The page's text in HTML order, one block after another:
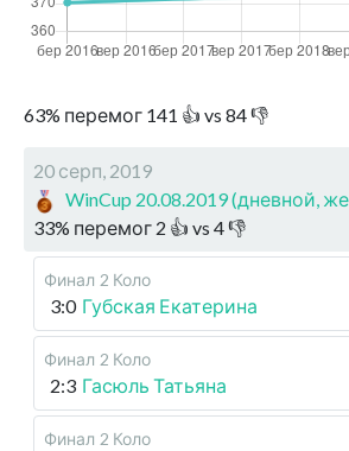
63% перемог 141 👍 vs 84👎
20 серп, 2019
WinCup 20.08.2019 (дневной,
33% перемог 2 👍 vs 4👎
Финал 2 Коло
3:0 Губская Екатерина
Финал 2 Коло
2:3 Гасюль Татьяна
Финал 2 Коло